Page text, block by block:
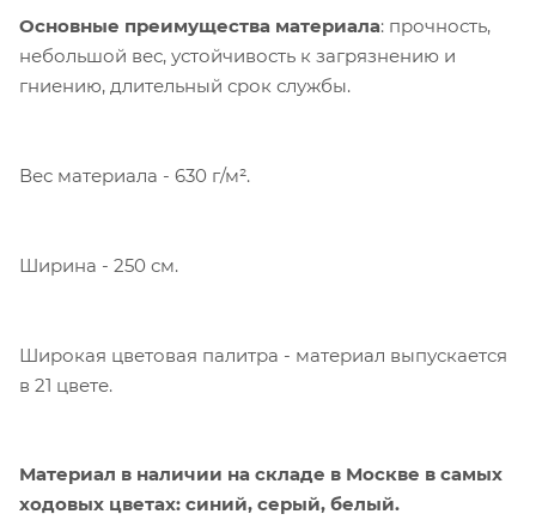
Основные преимущества материала: прочность,
небольшой вес, устойчивость к загрязнению и
гниению, длительный срок службы.
Вес материала - 630 г/м².
Ширина - 250 см.
Широкая цветовая палитра - материал выпускается
в 21 цвете.
Материал в наличии на складе в Москве в самых
ходовых цветах: синий, серый, белый.
Компания «Торговый Дом Технический
использованием Яндекс Метрики. Это
улучшает работу сайта и